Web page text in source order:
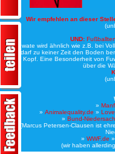
Wir empfehlen an dieser
UND:
Bei Fuwate wird ähnlich wie z.B. bei
Ball darf zu keiner Zeit den Boden
oder Kopf. Eine Besonderheit von
über die
»
» Animalequality.de »
» Bund-
(Marcus Petersen-Clausen ist
» WWF.de »
(wir haben